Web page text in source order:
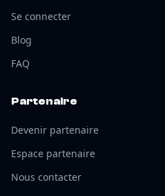
Se connecter
Blog
FAQ
Partenaire
Devenir partenaire
Espace partenaire
Nous contacter